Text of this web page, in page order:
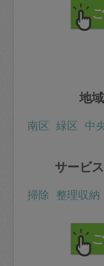
地
南区 緑区 中
サービ
掃除 整理収納